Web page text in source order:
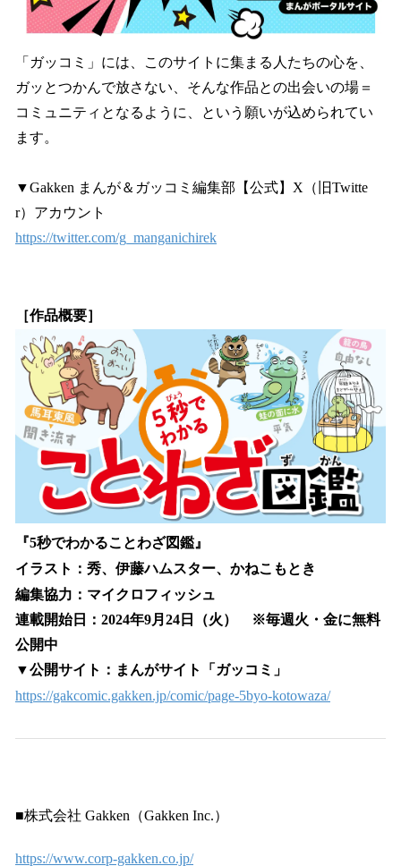
「ガッコミ」には、このサイトに集まる人たちの心を、
ガッとつかんで放さない、そんな作品との出会いの場＝
コミュニティとなるように、という願いが込められてい
ます。
▼Gakken まんが＆ガッコミ編集部【公式】X（旧Twitte
r）アカウント
https://twitter.com/g_manganichirek
［作品概要］
『5秒でわかることわざ図鑑』
イラスト：秀、伊藤ハムスター、かねこもとき
編集協力：マイクロフィッシュ
連載開始日：2024年9月24日（火） ※毎週火・金に無料
公開中
▼公開サイト：まんがサイト「ガッコミ」
https://gakcomic.gakken.jp/comic/page-5byo-kotowaza/
■株式会社 Gakken（Gakken Inc.）
https://www.corp-gakken.co.jp/